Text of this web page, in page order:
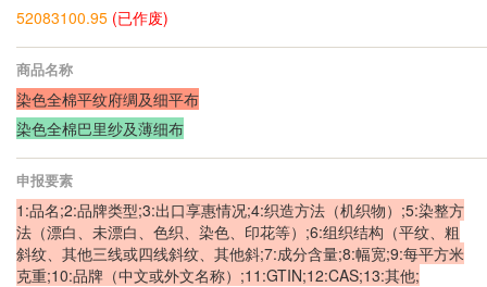
52083100.95 (已作废)
商品名称
染色全棉平纹府绸及细平布
染色全棉巴里纱及薄细布
申报要素
1:品名;2:品牌类型;3:出口享惠情况;4:织造方法（机织物）;5:染整方
法（漂白、未漂白、色织、染色、印花等）;6:组织结构（平纹、粗
斜纹、其他三线或四线斜纹、其他斜;7:成分含量;8:幅宽;9:每平方米
克重;10:品牌（中文或外文名称）;11:GTIN;12:CAS;13:其他;